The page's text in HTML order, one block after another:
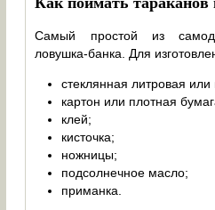
Самый простой из
ловушка-банка. Для
стеклянная литровая
картон или плотная
клей;
кисточка;
ножницы;
подсолнечное масло;
приманка.